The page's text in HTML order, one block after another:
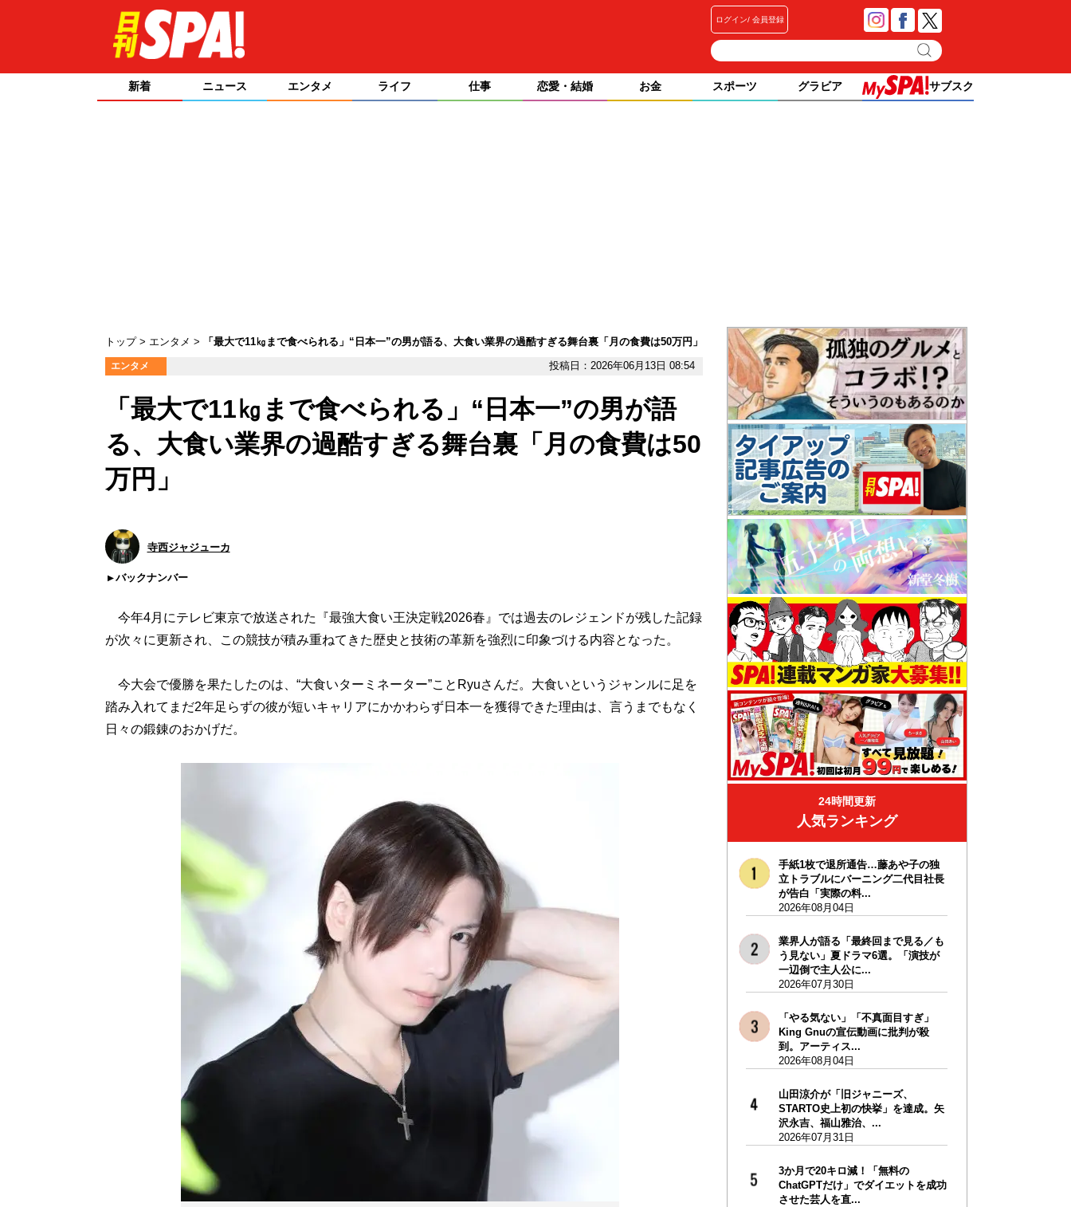
ログイン 会員登録
新着 ニュース エンタメ ライフ 仕事 恋愛・結婚 お金 スポーツ グラビア サブスク
トップ エンタメ 「最大で11㎏まで食べられる」“日本一”の男が語る、大食い業界の過酷すぎる舞台裏「月の食費は50万円」
エンタメ 投稿日：2026年06月13日 08:54
「最大で11㎏まで食べられる」“日本一”の男が語
る、大食い業界の過酷すぎる舞台裏「月の食費は50
万円」
寺西ジャジューカ
バックナンバー
今年4月にテレビ東京で放送された『最強大食い王決定戦2026春』では過去のレジェンドが残した記録
が次々に更新され、この競技が積み重ねてきた歴史と技術の革新を強烈に印象づける内容となった。
今大会で優勝を果たしたのは、“大食いターミネーター”ことRyuさんだ。大食いというジャンルに足を
踏み入れてまだ2年足らずの彼が短いキャリアにかかわらず日本一を獲得できた理由は、言うまでもなく
日々の鍛錬のおかげだ。
24時間更新
人気ランキング
手紙1枚で退所通告…藤あや子の独
立トラブルにバーニング二代目社長
が告白「実際の料...
2026年08月04日
業界人が語る「最終回まで見る／も
う見ない」夏ドラマ6選。「演技が
一辺倒で主人公に...
2026年07月30日
「やる気ない」「不真面目すぎ」
King Gnuの宣伝動画に批判が殺
到。アーティス...
2026年08月04日
山田涼介が「旧ジャニーズ、
STARTO史上初の快挙」を達成。矢
沢永吉、福山雅治、...
2026年07月31日
3か月で20キロ減！「無料の
ChatGPTだけ」でダイエットを成功
させた芸人を直...